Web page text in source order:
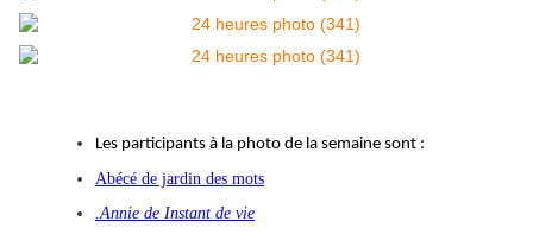
Les participants à la photo de la semaine sont :
Abécé de jardin des mots
.Annie de Instant de vie